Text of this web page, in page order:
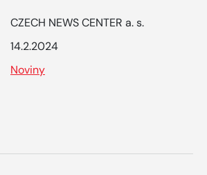
CZECH NEWS CENTER a. s.
14.2.2024
Noviny